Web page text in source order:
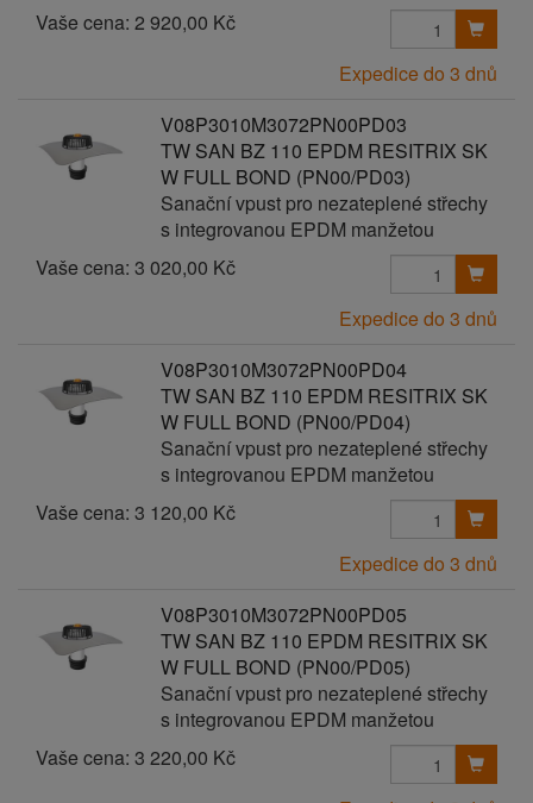
Vaše cena: 2 920,00 Kč
Expedice do 3 dnů
V08P3010M3072PN00PD03
TW SAN BZ 110 EPDM RESITRIX SK
W FULL BOND (PN00/PD03)
Sanační vpust pro nezateplené střechy
s integrovanou EPDM manžetou
Vaše cena: 3 020,00 Kč
Expedice do 3 dnů
V08P3010M3072PN00PD04
TW SAN BZ 110 EPDM RESITRIX SK
W FULL BOND (PN00/PD04)
Sanační vpust pro nezateplené střechy
s integrovanou EPDM manžetou
Vaše cena: 3 120,00 Kč
Expedice do 3 dnů
V08P3010M3072PN00PD05
TW SAN BZ 110 EPDM RESITRIX SK
W FULL BOND (PN00/PD05)
Sanační vpust pro nezateplené střechy
s integrovanou EPDM manžetou
Vaše cena: 3 220,00 Kč